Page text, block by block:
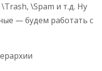
\Spam и т.д. Ну
— будем работать с